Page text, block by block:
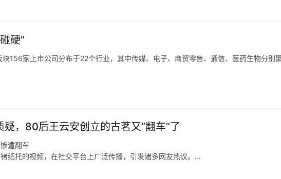
商。
硬”
156家上市公司分布于22个行业，其中传媒、电子、商贸零售、通信、医药生物分别
疑，80后王云安创立的古茗又“翻车”了
遭翻车
纸托的视频，在社交平台上广泛传播，引发诸多网友热议。